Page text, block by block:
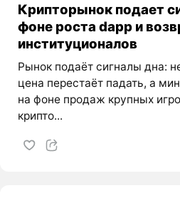
Крипторынок подает
фоне роста dapp и
институционалов
Рынок подаёт сигналы дна:
цена перестаёт падать, а
на фоне продаж крупных
крипто...